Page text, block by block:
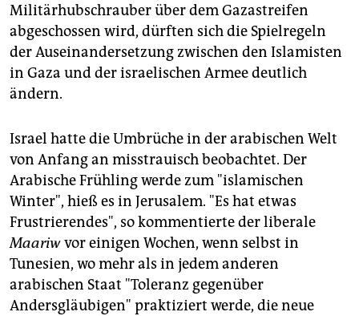
Militärhubschrauber über dem Gazastreifen
abgeschossen wird, dürften sich die Spielregeln
der Auseinandersetzung zwischen den Islamisten
in Gaza und der israelischen Armee deutlich
ändern.
Israel hatte die Umbrüche in der arabischen Welt
von Anfang an misstrauisch beobachtet. Der
Arabische Frühling werde zum "islamischen
Winter", hieß es in Jerusalem. "Es hat etwas
Frustrierendes", so kommentierte der liberale
Maariwvor einigen Wochen, wenn selbst in
Tunesien, wo mehr als in jedem anderen
arabischen Staat "Toleranz gegenüber
Andersgläubigen" praktiziert werde, die neue